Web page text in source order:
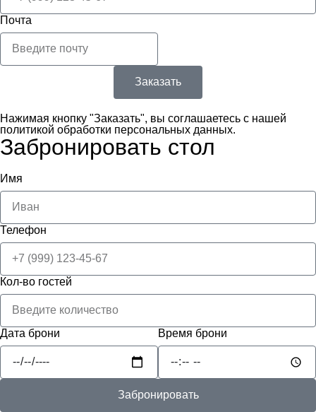
Почта
Заказать
Нажимая кнопку "Заказать", вы соглашаетесь с нашей
политикой обработки персональных данных.
Забронировать стол
Имя
Телефон
Кол-во гостей
Дата брони Время брони
Забронировать